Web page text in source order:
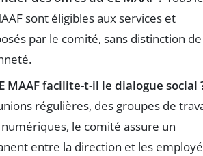
sont éligibles aux services et
par le comité, sans distinction de
MAAF facilite-t-il le dialogue social
régulières, des groupes de
le comité assure un
entre la direction et les